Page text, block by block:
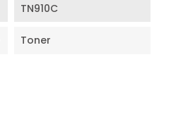
TN910C
Toner